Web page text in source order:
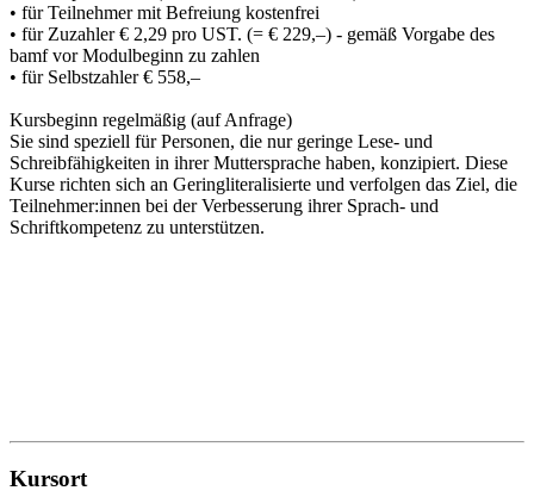
• für Teilnehmer mit Befreiung kostenfrei
• für Zuzahler € 2,29 pro UST. (= € 229,–) - gemäß Vorgabe des
bamf vor Modulbeginn zu zahlen
• für Selbstzahler € 558,–
Kursbeginn regelmäßig (auf Anfrage)
Sie sind speziell für Personen, die nur geringe Lese- und
Schreibfähigkeiten in ihrer Muttersprache haben, konzipiert. Diese
Kurse richten sich an Geringliteralisierte und verfolgen das Ziel, die
Teilnehmer:innen bei der Verbesserung ihrer Sprach- und
Schriftkompetenz zu unterstützen.
Kursort